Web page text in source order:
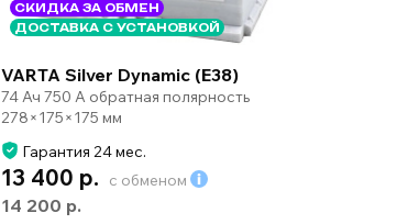
СКИДКА ЗА ОБМЕН
ДОСТАВКА С УСТАНОВКОЙ
VARTA Silver Dynamic (E38)
74 Ач 750 А обратная полярность
278×175×175 мм
Гарантия 24 мес.
13 400 р. с обменом
14 200 р.